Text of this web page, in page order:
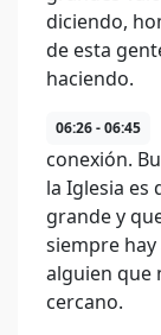
diciendo,
de esta
haciendo.
06:26 - 06:45
conexión.
la Iglesia es
grande y
siempre
alguien que
cercano.